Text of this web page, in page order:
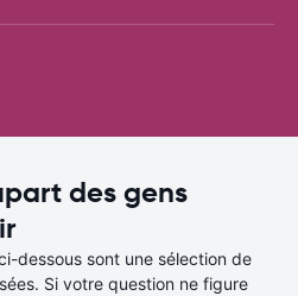
des gens
dessous sont une sélection de
Si votre question ne figure